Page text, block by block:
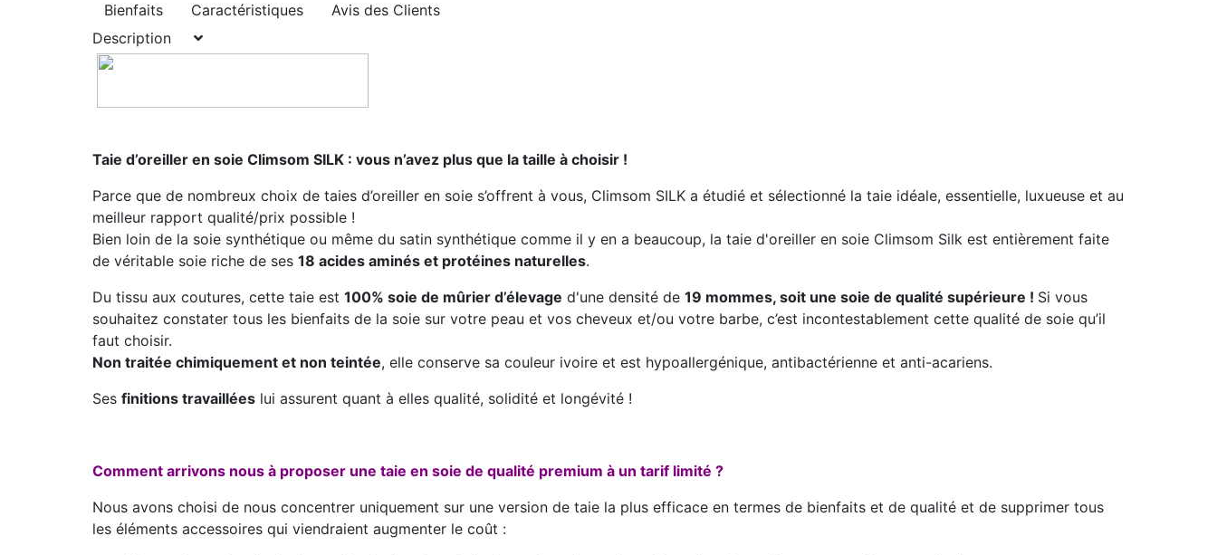
Bienfaits Caractéristiques
Avis des Clients
Description
Taie d’oreiller en soie Climsom SILK : vous n’avez plus que la taille à choisir !
Parce que de nombreux choix de taies d’oreiller en soie s’offrent à vous, Climsom SILK a étudié et sélectionné la taie idéale, essentielle, luxueuse et au
meilleur rapport qualité/prix possible !
Bien loin de la soie synthétique ou même du satin synthétique comme il y en a beaucoup, la taie d'oreiller en soie Climsom Silk est entièrement faite
de véritable soie riche de ses 18 acides aminés et protéines naturelles.
Du tissu aux coutures, cette taie est 100% soie de mûrier d’élevage d'une densité de 19 mommes, soit une soie de qualité supérieure ! Si vous
souhaitez constater tous les bienfaits de la soie sur votre peau et vos cheveux et/ou votre barbe, c’est incontestablement cette qualité de soie qu’il
faut choisir.
Non traitée chimiquement et non teintée, elle conserve sa couleur ivoire et est hypoallergénique, antibactérienne et anti-acariens.
Ses finitions travaillées lui assurent quant à elles qualité, solidité et longévité !
Comment arrivons nous à proposer une taie en soie de qualité premium à un tarif limité ?
Nous avons choisi de nous concentrer uniquement sur une version de taie la plus efficace en termes de bienfaits et de qualité et de supprimer tous
les éléments accessoires qui viendraient augmenter le coût :